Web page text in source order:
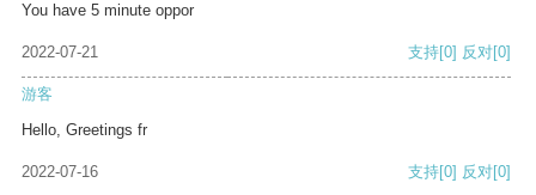
You have 5 minute oppor
2022-07-21 支持[0] 反对[0]
游客
Hello, Greetings fr
2022-07-16 支持[0] 反对[0]